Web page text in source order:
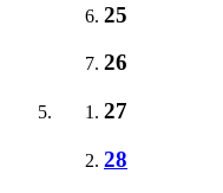
25
26
27
28